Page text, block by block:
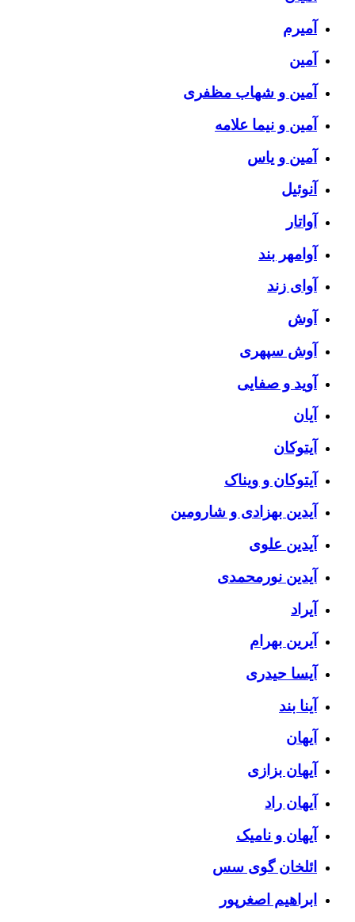
آمیرم
آمین
آمین و شهاب مظفری
آمین و نیما علامه
آمین و یاس
آنوئیل
آواتار
آوامهر بند
آوای زند
آوش
آوش سپهری
آوید و صفایی
آیان
آیتوکان
آیتوکان و ویناک
آیدین بهزادی و شارومین
آیدین علوی
آیدین نورمحمدی
آیراد
آیرین بهرام
آیسا حیدری
آینا بند
آیهان
آیهان بزازی
آیهان راد
آیهان و نامیک
ائلخان گوی سس
ابراهیم اصغرپور